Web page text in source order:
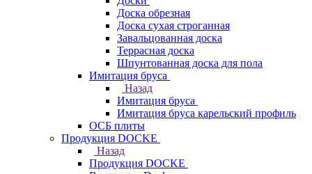
Доска обрезная
Доска сухая строганная
Завальцованная доска
Террасная доска
Шпунтованная доска для пола
Имитация бруса
Назад
Имитация бруса
Имитация бруса карельский профиль
ОСБ плиты
Продукция DOCKE
Назад
Продукция DOCKE